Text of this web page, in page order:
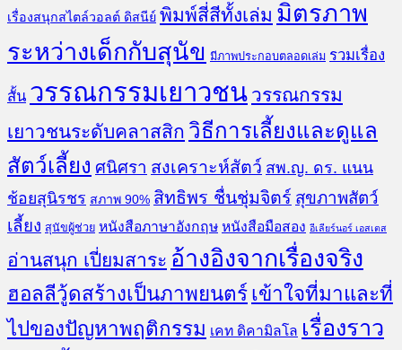
เรื่องสนุกสไตล์วอลต์ ดิสนีย์ พิมพ์สี่สีทั้งเล่ม มิตรภาพ
ระหว่างเด็กกับสุนัข มีภาพประกอบตลอดเล่ม รวมเรื่อง
สั้น วรรณกรรมเยาวชน วรรณกรรม
เยาวชนระดับคลาสสิก วิธีการเลี้ยงและดูแล
สัตว์เลี้ยง ศนิศรา สงเคราะห์สัตว์ สพ.ญ. ดร. แนน
ช้อยสุนิรชร สภาพ 90% สิทธิพร ชื่นชุ่มจิตร์ สุขภาพสัตว์
เลี้ยง สุนัขผู้ช่วย หนังสือภาษาอังกฤษ หนังสือมือสอง อีเลียร์นอร์ เอสเตส
อ่านสนุก เปี่ยมสาระ อ้างอิงจากเรื่องจริง
ฮอลลีวู้ดสร้างเป็นภาพยนตร์ เข้าใจที่มาและที่
ไปของปัญหาพฤติกรรม เคท ดิคามิลโล เรื่องราว